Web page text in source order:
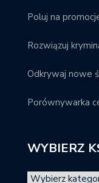
Poluj na
Rozwiązuj
Odkrywaj nowe
Porównywarka
WYBIERZ